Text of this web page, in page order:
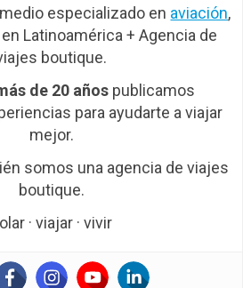
especializado en aviación,
Latinoamérica + Agencia de
boutique.
de 20 años publicamos
para ayudarte a viajar
mejor.
somos una agencia de viajes
boutique.
· viajar · vivir